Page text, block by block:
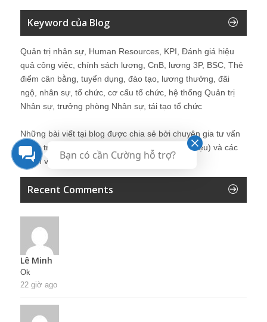
Keyword của Blog
Quản trị nhân sự, Human Resources, KPI, Đánh giá hiệu
quả công việc, chính sách lương, CnB, lương 3P, BSC, Thẻ
điểm cân bằng, tuyển dụng, đào tạo, lương thưởng, đãi
ngộ, nhân sự, tổ chức, cơ cấu tổ chức, hệ thống Quản trị
Nhân sự, trưởng phòng Nhân sự, tái tạo tổ chức
Những bài viết tại blog được chia sẻ bởi chuyên gia tư vấn
Quản trị Nhân sự Nguyễn Hùng Cường (
giới thiệu) và các
thành viên khác trong cộng đồng Nhân sự.
Recent Comments
Lê Minh
Ok
22 giờ ago
Bạn có cần Cường hỗ trợ?